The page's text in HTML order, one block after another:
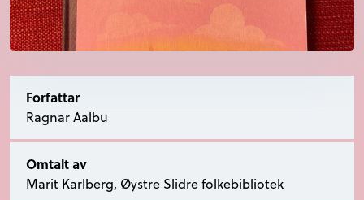
Forfattar
Ragnar Aalbu
Omtalt av
Marit Karlberg, Øystre Slidre folkebibliotek